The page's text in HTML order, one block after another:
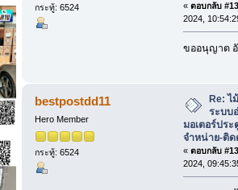
กระทู้: 6524 « ตอบกลับ
2024,
ขออนุญาต
bestpostdd11
Hero Member
กระทู้: 6524
Re:
ระบบ
มอเตอร์ประ
จำหน่าย-ติด
« ตอบกลับ
2024,